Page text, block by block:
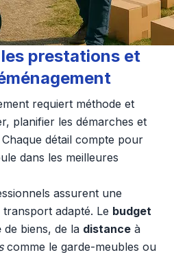
prestations et
requiert méthode et
planifier les démarches et
détail compte pour
dans les meilleures
assurent une
adapté. Le budget
de biens, de la distance à
comme le garde-meubles ou